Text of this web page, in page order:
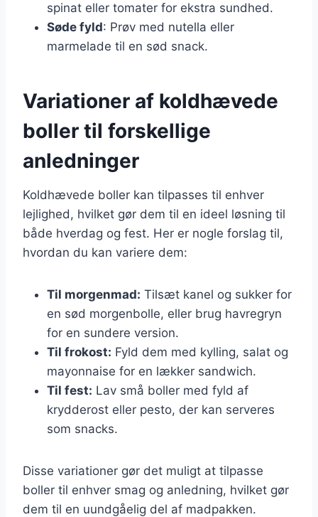
spinat eller tomater for ekstra sundhed.
Søde fyld: Prøv med nutella eller
marmelade til en sød snack.
Variationer af koldhævede
boller til forskellige
anledninger
Koldhævede boller kan tilpasses til enhver
lejlighed, hvilket gør dem til en ideel løsning til
både hverdag og fest. Her er nogle forslag til,
hvordan du kan variere dem:
Til morgenmad: Tilsæt kanel og sukker for
en sød morgenbolle, eller brug havregryn
for en sundere version.
Til frokost: Fyld dem med kylling, salat og
mayonnaise for en lækker sandwich.
Til fest: Lav små boller med fyld af
krydderost eller pesto, der kan serveres
som snacks.
Disse variationer gør det muligt at tilpasse
boller til enhver smag og anledning, hvilket gør
dem til en uundgåelig del af madpakken.